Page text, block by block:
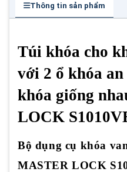
Thông tin sản phẩm
Túi khóa cho
với 2 ổ khóa
khóa giống
LOCK
Bộ dụng cụ khóa
MASTER LOCK